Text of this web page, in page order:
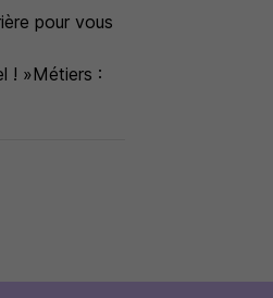
pour vous
! »Métiers :